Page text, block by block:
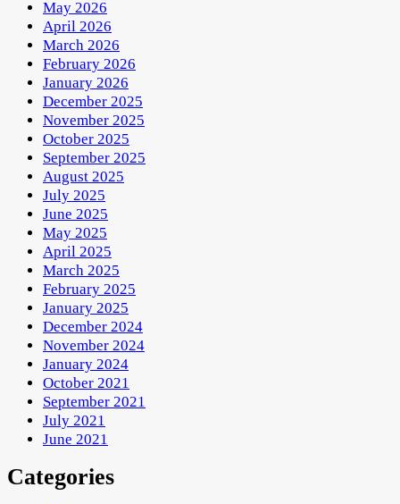
May 2026
April 2026
March 2026
February 2026
January 2026
December 2025
November 2025
October 2025
September 2025
August 2025
July 2025
June 2025
May 2025
April 2025
March 2025
February 2025
January 2025
December 2024
November 2024
January 2024
October 2021
September 2021
July 2021
June 2021
Categories